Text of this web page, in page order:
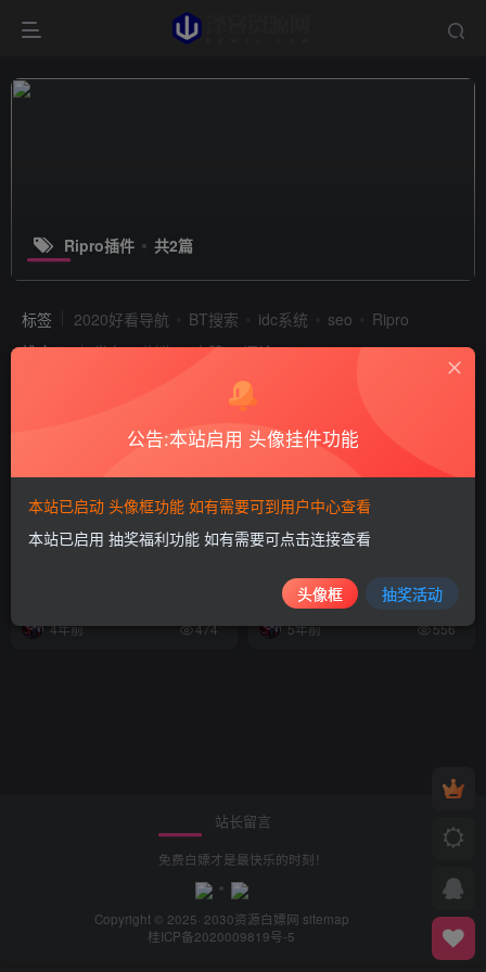
Ripro插件 共2篇
标签 2020好看导航 BT搜索 idc系统 seo
Ripro
排序
发布 浏览 点赞 评论
Ripro日主题子huzao-child
4年前 474
wordpress主题Ripro下载信
免费资源 网站源码
5年前 556
站长留言
免费白嫖才是最快乐的时刻！
Copyright © 2025· 2030资源白嫖网 sitemap
桂ICP备2020009819号-5
公告:本站启用 头像挂件功能
本站已启动 头像框功能 如有需要可到用户中心查看
本站已启用 抽奖福利功能 如有需要可点击连接查看
头像框 抽奖活动